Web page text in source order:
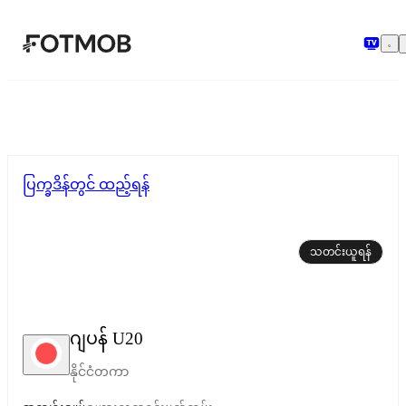
အဓိကအကြောင်းအရာသို့ ကျော်သွားရန်
ဂျပန် U20
နိုင်ငံတကာ
ပြက္ခဒိန်တွင် ထည့်ရန်
သတင်းယူရန်